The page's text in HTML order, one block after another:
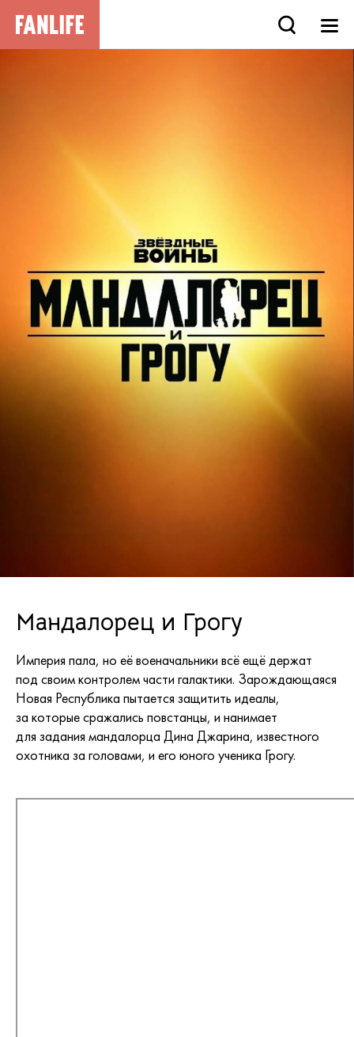
Мандалорец и Грогу
Империя пала, но её военачальники всё ещё держат
под своим контролем части галактики. Зарождающаяся
Новая Республика пытается защитить идеалы,
за которые сражались повстанцы, и нанимает
для задания мандалорца Дина Джарина, известного
охотника за головами, и его юного ученика Грогу.